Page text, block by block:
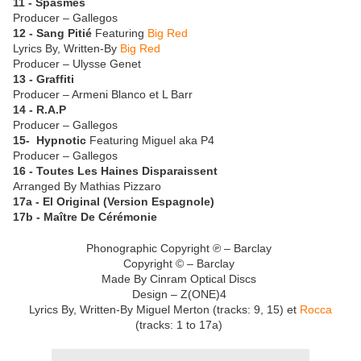
Producer – Gallegos
12 - Sang Pitié Featuring Big Red
Lyrics By, Written-By Big Red
Producer – Ulysse Genet
13 - Graffiti
Producer – Armeni Blanco et L Barr
14 - R.A.P
Producer – Gallegos
15- Hypnotic Featuring Miguel aka P4
Producer – Gallegos
16 - Toutes Les Haines Disparaissent
Arranged By Mathias Pizzaro
17a - El Original (Version Espagnole)
17b - Maître De Cérémonie
Phonographic Copyright ℗ – Barclay
Copyright © – Barclay
Made By Cinram Optical Discs
Design – Z(ONE)4
Lyrics By, Written-By Miguel Merton (tracks: 9, 15) et Rocca
(tracks: 1 to 17a)